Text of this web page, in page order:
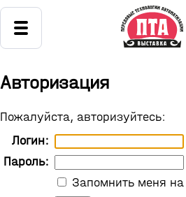
Авторизация
Пожалуйста, авторизуйтесь:
Логин:
Пароль:
Запомнить меня